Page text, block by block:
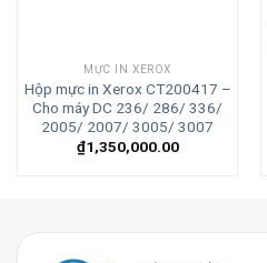
MỰC IN XEROX
Hộp mực in Xerox CT200417 –
Cho máy DC 236/ 286/ 336/
2005/ 2007/ 3005/ 3007
₫1,350,000.00